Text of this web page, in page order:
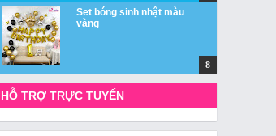
Set bóng sinh nhật màu
vàng
HỖ TRỢ TRỰC TUYẾN